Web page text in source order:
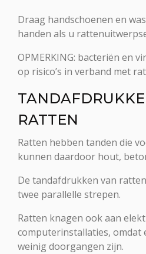
Draag handschoenen en
handen als u
OPMERKING: bacteriën en
op risico’s in verband met
RATTEN
Ratten hebben tanden die
kunnen daardoor hout,
De tandafdrukken van
twee parallelle strepen.
Ratten knagen ook aan
computerinstallaties, omdat
weinig doorgangen zijn.